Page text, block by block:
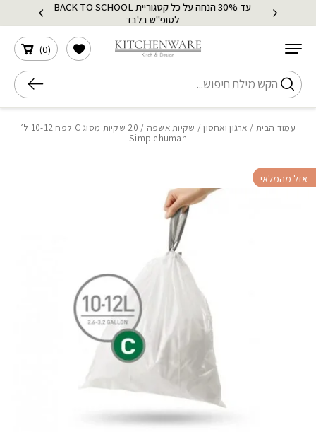
Skip to Content
עד 30% הנחה על כל קטגוריית BACK TO SCHOOL
לסופ"ש בלבד
חיפוש
(
0
)
הרשימה שלי
עמוד הבית / ארגון ואחסון/ שקיות אשפה
/ 20 שקיות מסוג C לפח 10-12 ל’
Simplehuman
אזל מהמלאי
בחזרה למעלה